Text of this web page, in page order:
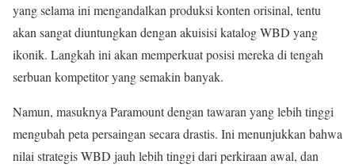
yang selama ini mengandalkan produksi konten orisinal, tentu
akan sangat diuntungkan dengan akuisisi katalog WBD yang
ikonik. Langkah ini akan memperkuat posisi mereka di tengah
serbuan kompetitor yang semakin banyak.
Namun, masuknya Paramount dengan tawaran yang lebih tinggi
mengubah peta persaingan secara drastis. Ini menunjukkan bahwa
nilai strategis WBD jauh lebih tinggi dari perkiraan awal, dan